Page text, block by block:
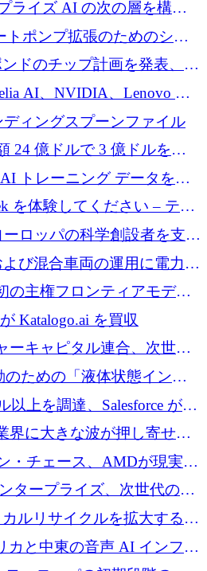
ライズ AI の次の層を構築
ドルを獲得
ポンプ拡張のためのシー
万ユーロを確保
ドのチップ計画を発表、英
ここで拡大」し「ここに留
AI、NVIDIA、Lenovo と
of Excellence を立ち上げ
ィングスプーンファイル
24 億ドルで 3 億ドルを調
AI トレーニング データを拡
万ドルのプレシードを調達
を体験してください – テク
ッパのイノベーションの未
ーロッパの科学創設者を支援
万ドルを調達
び混合車両の運用に電力を
万ユーロを寄付
の主権フロンティアモデル
保Katalogo.ai を買収
ーキャピタル連合、次世代
成長に向けて機関投資家へ
びかけ
のための「液体状態インテ
築するために3,600万ドルを
態から出現
以上を調達、Salesforce が
、Built in Europe キャンペー
界に大きな波が押し寄せて
のAIネイティブ銀行」のボ
・チェース、AMDが現実世
・アプリケーションを探索
AIデータセンターを立ち
タープライズ、次世代のデ
者向けにロンドンの出発点
ルリサイクルを拡大するた
万ユーロを調達
カと中東の音声 AI インフラ
築するために 300 万ドルを